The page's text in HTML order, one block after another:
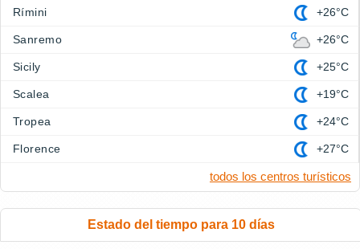
Rímini +26°C
Sanremo +26°C
Sicily +25°C
Scalea +19°C
Tropea +24°C
Florence +27°C
todos los centros turísticos
Estado del tiempo para 10 días